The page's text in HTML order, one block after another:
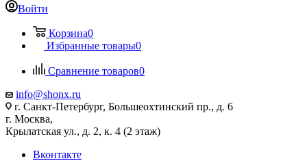
Войти
Корзина0
Избранные товары0
Сравнение товаров0
info@shonx.ru
г. Санкт-Петербург, Большеохтинский пр., д. 6
г. Москва,
Крылатская ул., д. 2, к. 4 (2 этаж)
Вконтакте